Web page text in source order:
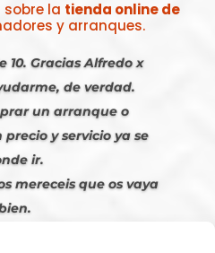
sobre la tienda online de
y arranques.
10. Gracias Alfredo x
de verdad.
un arranque o
y servicio ya se
ir.
mereceis que os vaya